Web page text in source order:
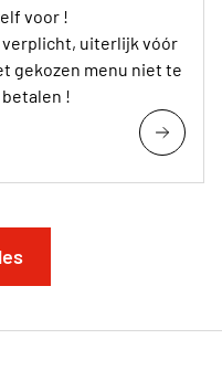
voor !
uiterlijk vóór
gekozen menu niet te
!